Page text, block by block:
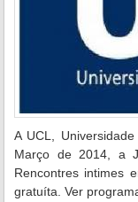
A UCL,
Março de 2014, a
Rencontres intimes
gratuíta. Ver